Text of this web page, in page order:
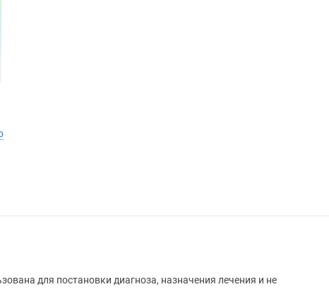
для постановки диагноза, назначения лечения и не